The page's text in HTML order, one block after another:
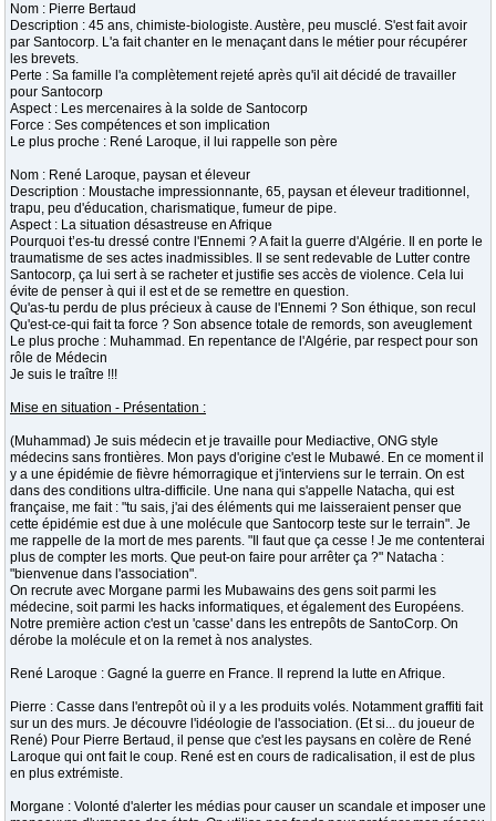
Nom : Pierre Bertaud
Description : 45 ans, chimiste-biologiste. Austère, peu musclé. S'est fait avoir
par Santocorp. L'a fait chanter en le menaçant dans le métier pour récupérer
les brevets.
Perte : Sa famille l'a complètement rejeté après qu'il ait décidé de travailler
pour Santocorp
Aspect : Les mercenaires à la solde de Santocorp
Force : Ses compétences et son implication
Le plus proche : René Laroque, il lui rappelle son père
Nom : René Laroque, paysan et éleveur
Description : Moustache impressionnante, 65, paysan et éleveur traditionnel,
trapu, peu d'éducation, charismatique, fumeur de pipe.
Aspect : La situation désastreuse en Afrique
Pourquoi t’es-tu dressé contre l'Ennemi ? A fait la guerre d'Algérie. Il en porte le
traumatisme de ses actes inadmissibles. Il se sent redevable de Lutter contre
Santocorp, ça lui sert à se racheter et justifie ses accès de violence. Cela lui
évite de penser à qui il est et de se remettre en question.
Qu'as-tu perdu de plus précieux à cause de l'Ennemi ? Son éthique, son recul
Qu'est-ce-qui fait ta force ? Son absence totale de remords, son aveuglement
Le plus proche : Muhammad. En repentance de l'Algérie, par respect pour son
rôle de Médecin
Je suis le traître !!!
Mise en situation - Présentation :
(Muhammad) Je suis médecin et je travaille pour Mediactive, ONG style
médecins sans frontières. Mon pays d'origine c'est le Mubawé. En ce moment il
y a une épidémie de fièvre hémorragique et j'interviens sur le terrain. On est
dans des conditions ultra-difficile. Une nana qui s'appelle Natacha, qui est
française, me fait : "tu sais, j'ai des éléments qui me laisseraient penser que
cette épidémie est due à une molécule que Santocorp teste sur le terrain". Je
me rappelle de la mort de mes parents. "Il faut que ça cesse ! Je me contenterai
plus de compter les morts. Que peut-on faire pour arrêter ça ?" Natacha :
"bienvenue dans l'association".
On recrute avec Morgane parmi les Mubawains des gens soit parmi les
médecine, soit parmi les hacks informatiques, et également des Européens.
Notre première action c'est un 'casse' dans les entrepôts de SantoCorp. On
dérobe la molécule et on la remet à nos analystes.
René Laroque : Gagné la guerre en France. Il reprend la lutte en Afrique.
Pierre : Casse dans l'entrepôt où il y a les produits volés. Notamment graffiti fait
sur un des murs. Je découvre l'idéologie de l'association. (Et si... du joueur de
René) Pour Pierre Bertaud, il pense que c'est les paysans en colère de René
Laroque qui ont fait le coup. René est en cours de radicalisation, il est de plus
en plus extrémiste.
Morgane : Volonté d'alerter les médias pour causer un scandale et imposer une